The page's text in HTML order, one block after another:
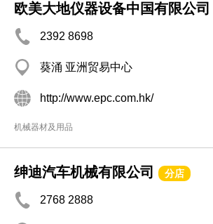
欧美大地仪器设备中国有限公司
2392 8698
葵涌 亚洲贸易中心
http://www.epc.com.hk/
机械器材及用品
绅迪汽车机械有限公司 分店
2768 2888